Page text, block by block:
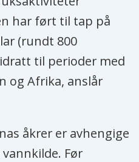
har ført til tap på
(rundt 800
til perioder med
og Afrika, anslår
åkrer er avhengige
Før